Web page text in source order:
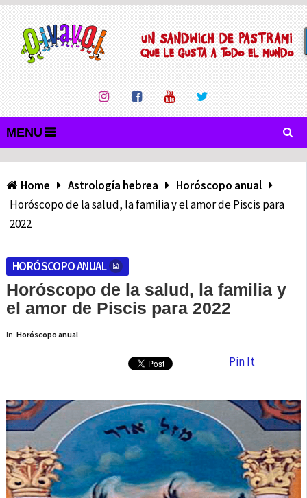
MENU
Home Astrología hebrea
Horóscopo anual
Horóscopo de la salud, la familia y el amor de Piscis para
2022
HORÓSCOPO ANUAL
Horóscopo de la salud, la familia y
el amor de Piscis para 2022
In: Horóscopo anual
Pin It